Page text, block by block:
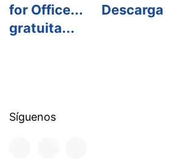
for Office...
Descarga
gratuita...
Síguenos